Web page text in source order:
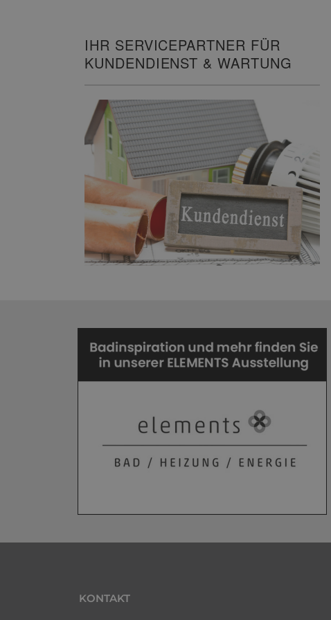
IHR SERVICEPARTNER FÜR
KUNDENDIENST & WARTUNG
KONTAKT